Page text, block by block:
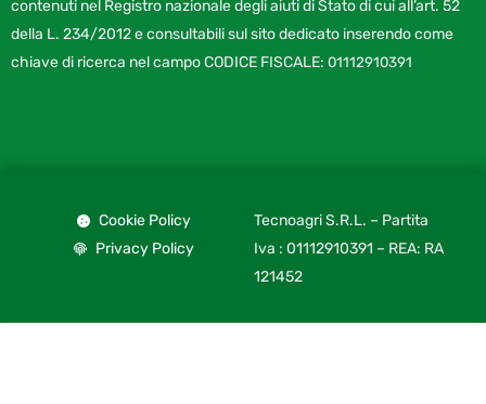
contenuti nel Registro nazionale degli aiuti di Stato di cui all’art. 52
della L. 234/2012 e consultabili sul sito dedicato inserendo come
chiave di ricerca nel campo CODICE FISCALE: 01112910391
Cookie Policy
Privacy Policy
Tecnoagri S.R.L. – Partita
Iva : 01112910391 – REA: RA
121452